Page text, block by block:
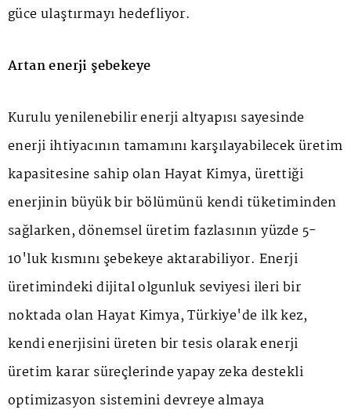
güce ulaştırmayı hedefliyor.
Artan enerji şebekeye
Kurulu yenilenebilir enerji altyapısı sayesinde
enerji ihtiyacının tamamını karşılayabilecek üretim
kapasitesine sahip olan Hayat Kimya, ürettiği
enerjinin büyük bir bölümünü kendi tüketiminden
sağlarken, dönemsel üretim fazlasının yüzde 5-
10'luk kısmını şebekeye aktarabiliyor. Enerji
üretimindeki dijital olgunluk seviyesi ileri bir
noktada olan Hayat Kimya, Türkiye'de ilk kez,
kendi enerjisini üreten bir tesis olarak enerji
üretim karar süreçlerinde yapay zeka destekli
optimizasyon sistemini devreye almaya